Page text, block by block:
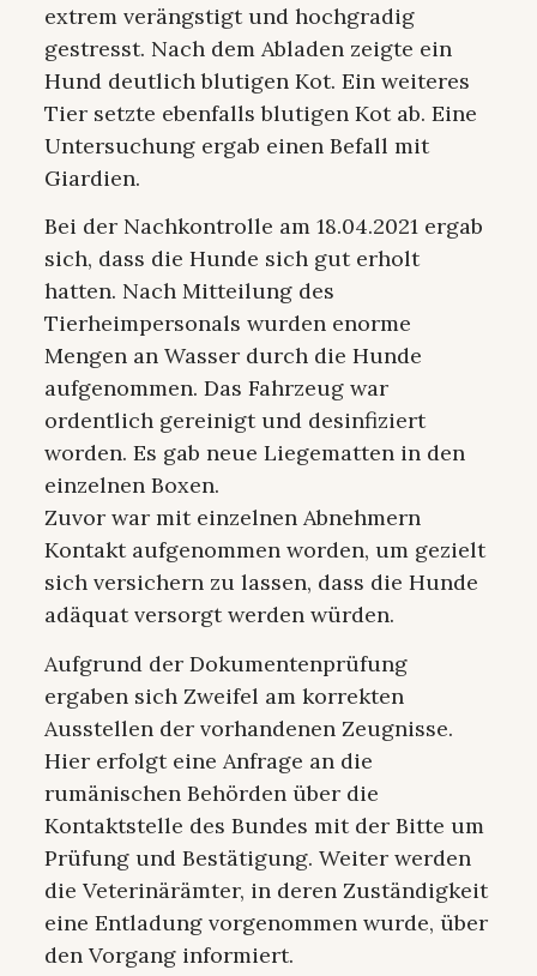
extrem verängstigt und hochgradig
gestresst. Nach dem Abladen zeigte ein
Hund deutlich blutigen Kot. Ein weiteres
Tier setzte ebenfalls blutigen Kot ab. Eine
Untersuchung ergab einen Befall mit
Giardien.
Bei der Nachkontrolle am 18.04.2021 ergab
sich, dass die Hunde sich gut erholt
hatten. Nach Mitteilung des
Tierheimpersonals wurden enorme
Mengen an Wasser durch die Hunde
aufgenommen. Das Fahrzeug war
ordentlich gereinigt und desinfiziert
worden. Es gab neue Liegematten in den
einzelnen Boxen.
Zuvor war mit einzelnen Abnehmern
Kontakt aufgenommen worden, um gezielt
sich versichern zu lassen, dass die Hunde
adäquat versorgt werden würden.
Aufgrund der Dokumentenprüfung
ergaben sich Zweifel am korrekten
Ausstellen der vorhandenen Zeugnisse.
Hier erfolgt eine Anfrage an die
rumänischen Behörden über die
Kontaktstelle des Bundes mit der Bitte um
Prüfung und Bestätigung. Weiter werden
die Veterinärämter, in deren Zuständigkeit
eine Entladung vorgenommen wurde, über
den Vorgang informiert.